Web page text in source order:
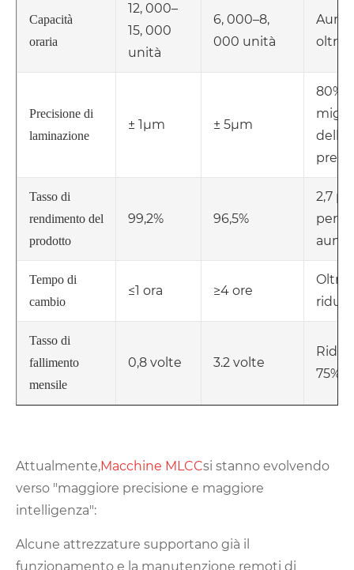
Capacità
oraria
12, 000–
15, 000
unità
6, 000–8,
000 unità
oltre
Precisione di
laminazione
± 1μm ± 5μm
80%
della
Tasso di
rendimento del
prodotto
99,2% 96,5%
2,7
Tempo di
cambio
≤1 ora ≥4 ore
Oltre
Tasso di
fallimento
mensile
0,8 volte 3.2 volte
75%
Attualmente,Macchine MLCCsi stanno evolvendo
verso "maggiore precisione e maggiore
intelligenza":
Alcune attrezzature supportano già il
funzionamento e la manutenzione remoti di